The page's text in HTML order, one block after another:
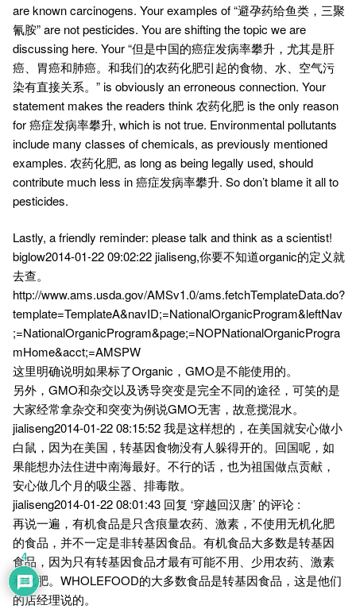
are known carcinogens. Your examples of “避孕药给鱼类，三聚
氰胺” are not pesticides. You are shifting the topic we are
discussing here. Your “但是中国的癌症发病率攀升，尤其是肝
癌、胃癌和肺癌。和我们的农药化肥引起的食物、水、空气污
染有直接关系。” is obviously an erroneous connection. Your
statement makes the readers think 农药化肥 is the only reason
for 癌症发病率攀升, which is not true. Environmental pollutants
include many classes of chemicals, as previously mentioned
examples. 农药化肥, as long as being legally used, should
contribute much less in 癌症发病率攀升. So don’t blame it all to
pesticides.
Lastly, a friendly reminder: please talk and think as a scientist!
biglow2014-01-22 09:02:22 jialiseng,你要不知道organic的定义就
去查。
http://www.ams.usda.gov/AMSv1.0/ams.fetchTemplateData.do?
template=TemplateA&navID;=NationalOrganicProgram&leftNav
;=NationalOrganicProgram&page;=NOPNationalOrganicProgra
mHome&acct;=AMSPW
这里明确说明如果标了Organic，GMO是不能使用的。
另外，GMO和杂交以及诱导突变是完全不同的途径，可笑的是
大家经常拿杂交和突变为例说GMO无害，故意搅混水。
jialiseng2014-01-22 08:15:52 我是这样想的，在美国就安心做小
白鼠，因为在美国，转基因食物没有人躲得开的。回国呢，如
果能想办法住进中南海最好。不行的话，也为祖国做点贡献，
安心做几个月的吸尘器、排毒散。
jialiseng2014-01-22 08:01:43 回复 ‘穿越回汉唐’ 的评论 :
再说一遍，有机食品是只含痕量农药、激素，不使用无机化肥
的食品，并不一定是非转基因食品。有机食品大多数是转基因
食品，因为只有转基因食品才最有可能不用、少用农药、激素
和化肥。WHOLEFOOD的大多数食品是转基因食品，这是他们
的店经理说的。
4